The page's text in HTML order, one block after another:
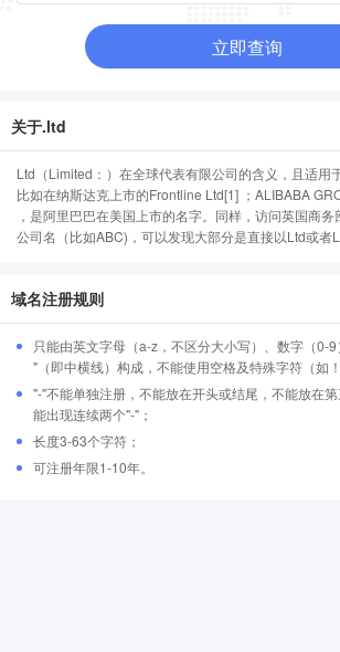
立即查询
关于.ltd
Ltd（Limited：）在全球代表有限公司的含义，且适用
比如在纳斯达克上市的Frontline Ltd[1] ；ALIBABA
，是阿里巴巴在美国上市的名字。同样，访问英国商务
公司名（比如ABC)，可以发现大部分是直接以Ltd或者
域名注册规则
只能由英文字母（a-z，不区分大小写）、数字（0-
"（即中横线）构成，不能使用空格及特殊字符（如
"-"不能单独注册，不能放在开头或结尾，不能放在
能出现连续两个"-"；
长度3-63个字符；
可注册年限1-10年。